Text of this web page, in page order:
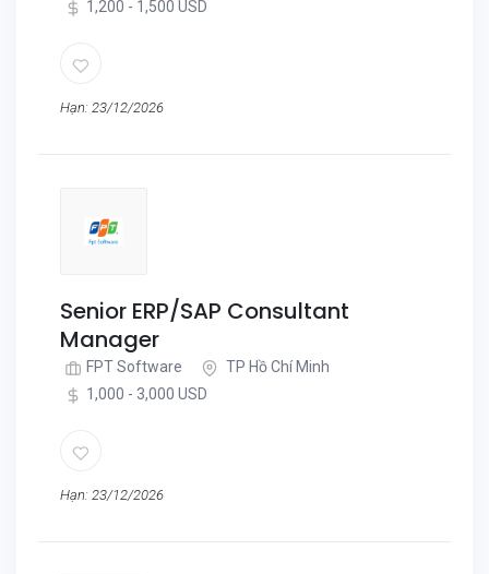
1,200 - 1,500 USD
Hạn: 23/12/2026
Senior ERP/SAP Consultant
Manager
FPT Software
TP Hồ Chí Minh
1,000 - 3,000 USD
Hạn: 23/12/2026